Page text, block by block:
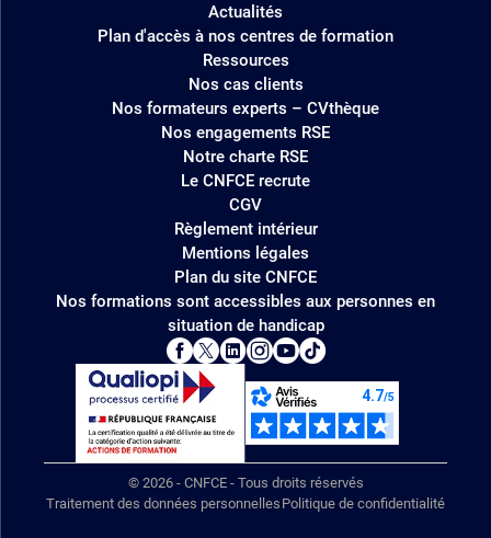
Actualités
Plan d'accès à nos centres de formation
Ressources
Nos cas clients
Nos formateurs experts – CVthèque
Nos engagements RSE
Notre charte RSE
Le CNFCE recrute
CGV
Règlement intérieur
Mentions légales
Plan du site CNFCE
Nos formations sont accessibles aux personnes en
situation de handicap
© 2026 - CNFCE - Tous droits réservés
Traitement des données personnelles Politique de confidentialité